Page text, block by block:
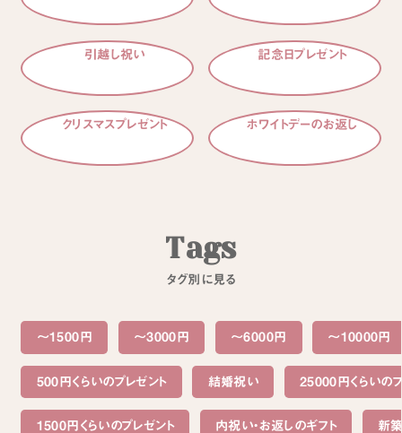
引越し祝い 記念日プレゼント
クリスマスプレゼント ホワイトデーのお返し
Tags
タグ別 に見る
～1500円 〜3000円 〜6000円 〜10000円
500円くらいのプレゼント 結婚祝い 25000円くらいの
1500円くらいのプレゼント 内祝い・お返しのギフト 新